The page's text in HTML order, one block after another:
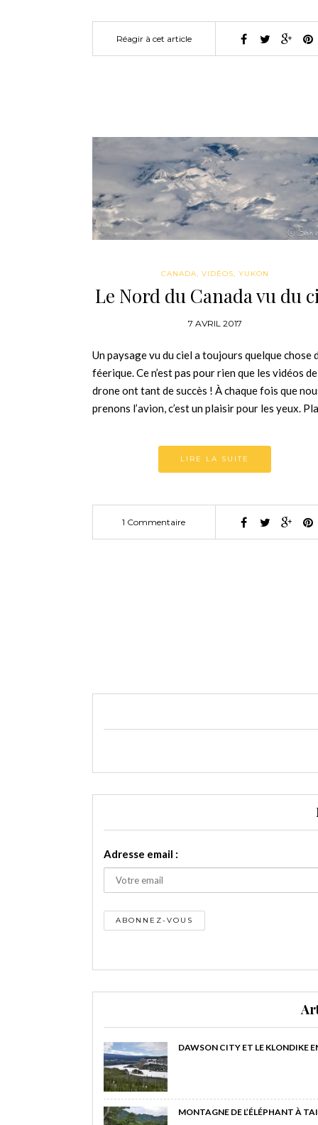
Réagir à cet article
CANADA VIDÉOS YUKON
Le Nord du Canada vu du
7 AVRIL 2017
Un paysage vu du ciel a toujours quelque chose
féerique. Ce n’est pas pour rien que les vidéos de
drone ont tant de succès ! À chaque fois que
prenons l’avion, c’est un plaisir pour les yeux.
LIRE LA SUITE
1 Commentaire
Adresse email :
DAWSON CITY ET LE KLONDIKE
MONTAGNE DE L’ÉLÉPHANT À